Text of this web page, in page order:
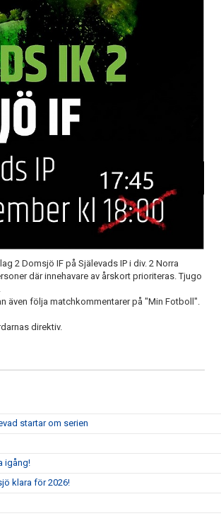
2 Domsjö IF på Själevads IP i div. 2 Norra
där innehavare av årskort prioriteras. Tjugo
även följa matchkommentarer på "Min Fotboll".
direktiv.
startar om serien
igång!
klara för 2026!